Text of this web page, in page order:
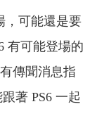
可能還是要
有可能登場的
傳聞消息指
著 PS6 一起